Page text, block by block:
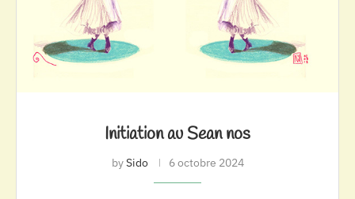
Initiation au Sean nos
bySido 6 octobre 2024